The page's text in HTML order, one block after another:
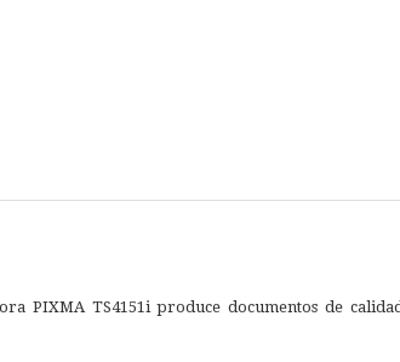
PIXMA TS4151i produce documentos de